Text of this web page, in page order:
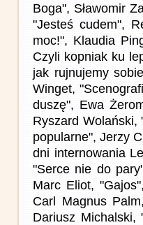
Boga", Sławomir
"Jesteś cudem",
moc!", Klaudia
Czyli kopniak ku
jak rujnujemy
Winget,
duszę", Ewa
Ryszard Wolański,
popularne", Jerzy
dni internowania
"Serce nie do
Marc Eliot,
Carl Magnus
Dariusz Michalski,